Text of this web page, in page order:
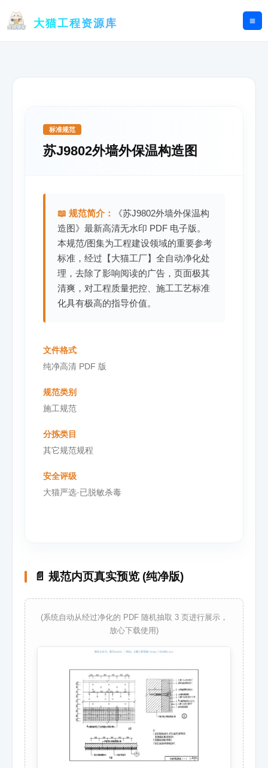
大猫工程资源库
标准规范
苏J9802外墙外保温构造图
📖 规范简介：
《苏J9802外墙外保温构
造图》最新高清无水印 PDF 电子版。
本规范/图集为工程建设领域的重要参考
标准，经过【大猫工厂】全自动净化处
理，去除了影响阅读的广告，页面极其
清爽，对工程质量把控、施工工艺标准
化具有极高的指导价值。
文件格式
纯净高清 PDF 版
规范类别
施工规范
分拣类目
其它规范规程
安全评级
大猫严选·已脱敏杀毒
📄 规范内页真实预览 (纯净版)
(系统自动从经过净化的 PDF 随机抽取 3 页进行展示，
放心下载使用)